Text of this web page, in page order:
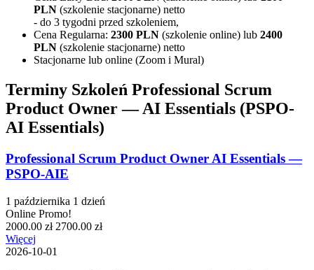
PLN (szkolenie stacjonarne) netto
- do 3 tygodni przed szkoleniem,
Cena Regularna: 2300 PLN (szkolenie online) lub 2400
PLN (szkolenie stacjonarne) netto
Stacjonarne lub online (Zoom i Mural)
Terminy Szkoleń Professional Scrum
Product Owner — AI Essentials (PSPO-
AI Essentials)
Professional Scrum Product Owner AI Essentials —
PSPO-AIE
1 października 1 dzień
Online Promo!
2000.00 zł 2700.00 zł
Więcej
2026-10-01